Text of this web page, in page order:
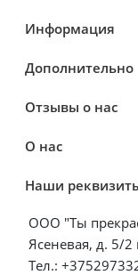
Информация
Дополнительно
Отзывы о нас
О нас
Наши
ООО "Ты
Ясеневая, д. 5/2
Тел.: